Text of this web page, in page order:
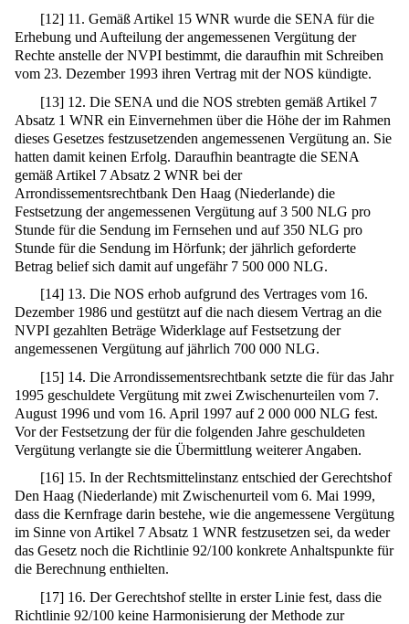
[12] 11. Gemäß Artikel 15 WNR wurde die SENA für die
Erhebung und Aufteilung der angemessenen Vergütung der
Rechte anstelle der NVPI bestimmt, die daraufhin mit Schreiben
vom 23. Dezember 1993 ihren Vertrag mit der NOS kündigte.
[13] 12. Die SENA und die NOS strebten gemäß Artikel 7
Absatz 1 WNR ein Einvernehmen über die Höhe der im Rahmen
dieses Gesetzes festzusetzenden angemessenen Vergütung an. Sie
hatten damit keinen Erfolg. Daraufhin beantragte die SENA
gemäß Artikel 7 Absatz 2 WNR bei der
Arrondissementsrechtbank Den Haag (Niederlande) die
Festsetzung der angemessenen Vergütung auf 3 500 NLG pro
Stunde für die Sendung im Fernsehen und auf 350 NLG pro
Stunde für die Sendung im Hörfunk; der jährlich geforderte
Betrag belief sich damit auf ungefähr 7 500 000 NLG.
[14] 13. Die NOS erhob aufgrund des Vertrages vom 16.
Dezember 1986 und gestützt auf die nach diesem Vertrag an die
NVPI gezahlten Beträge Widerklage auf Festsetzung der
angemessenen Vergütung auf jährlich 700 000 NLG.
[15] 14. Die Arrondissementsrechtbank setzte die für das Jahr
1995 geschuldete Vergütung mit zwei Zwischenurteilen vom 7.
August 1996 und vom 16. April 1997 auf 2 000 000 NLG fest.
Vor der Festsetzung der für die folgenden Jahre geschuldeten
Vergütung verlangte sie die Übermittlung weiterer Angaben.
[16] 15. In der Rechtsmittelinstanz entschied der Gerechtshof
Den Haag (Niederlande) mit Zwischenurteil vom 6. Mai 1999,
dass die Kernfrage darin bestehe, wie die angemessene Vergütung
im Sinne von Artikel 7 Absatz 1 WNR festzusetzen sei, da weder
das Gesetz noch die Richtlinie 92/100 konkrete Anhaltspunkte für
die Berechnung enthielten.
[17] 16. Der Gerechtshof stellte in erster Linie fest, dass die
Richtlinie 92/100 keine Harmonisierung der Methode zur